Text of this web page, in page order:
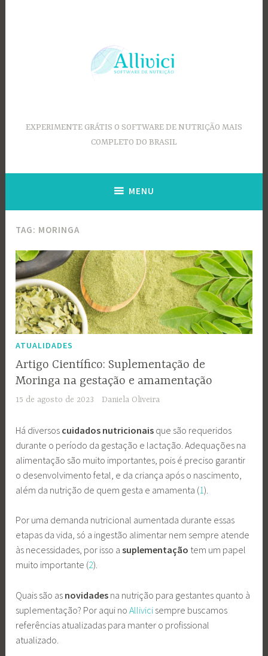
EXPERIMENTE GRÁTIS O SOFTWARE DE NUTRIÇÃO MAIS
COMPLETO DO BRASIL
MENU
TAG: MORINGA
ATUALIDADES
Artigo Científico: Suplementação de
Moringa na gestação e amamentação
15 de agosto de 2023 Daniela Oliveira
Há diversos cuidados nutricionais que são requeridos
durante o período da gestação e lactação. Adequações na
alimentação são muito importantes, pois é preciso garantir
o desenvolvimento fetal, e da criança após o nascimento,
além da nutrição de quem gesta e amamenta (1).
Por uma demanda nutricional aumentada durante essas
etapas da vida, só a ingestão alimentar nem sempre atende
às necessidades, por isso asuplementação tem um papel
muito importante (2).
Quais são as novidades na nutrição para gestantes quanto à
suplementação? Por aqui noAllivici sempre buscamos
referências atualizadas para manter o profissional
atualizado.